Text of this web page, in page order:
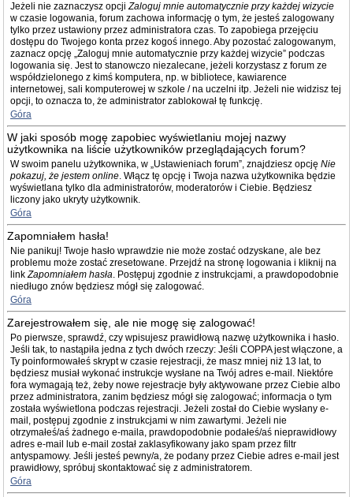
Jeżeli nie zaznaczysz opcjiZaloguj mnie automatycznie przy każdej wizycie
w czasie logowania, forum zachowa informację o tym, że jesteś zalogowany
tylko przez ustawiony przez administratora czas. To zapobiega przejęciu
dostępu do Twojego konta przez kogoś innego. Aby pozostać zalogowanym,
zaznacz opcję „Zaloguj mnie automatycznie przy każdej wizycie” podczas
logowania się. Jest to stanowczo niezalecane, jeżeli korzystasz z forum ze
współdzielonego z kimś komputera, np. w bibliotece, kawiarence
internetowej, sali komputerowej w szkole / na uczelni itp. Jeżeli nie widzisz tej
opcji, to oznacza to, że administrator zablokował tę funkcję.
Góra
W jaki sposób mogę zapobiec wyświetlaniu mojej nazwy
użytkownika na liście użytkowników przeglądających forum?
W swoim panelu użytkownika, w „Ustawieniach forum”, znajdziesz opcję Nie
pokazuj, że jestem online. Włącz tę opcję i Twoja nazwa użytkownika będzie
wyświetlana tylko dla administratorów, moderatorów i Ciebie. Będziesz
liczony jako ukryty użytkownik.
Góra
Zapomniałem hasła!
Nie panikuj! Twoje hasło wprawdzie nie może zostać odzyskane, ale bez
problemu może zostać zresetowane. Przejdź na stronę logowania i kliknij na
linkZapomniałem hasła. Postępuj zgodnie z instrukcjami, a prawdopodobnie
niedługo znów będziesz mógł się zalogować.
Góra
Zarejestrowałem się, ale nie mogę się zalogować!
Po pierwsze, sprawdź, czy wpisujesz prawidłową nazwę użytkownika i hasło.
Jeśli tak, to nastąpiła jedna z tych dwóch rzeczy: Jeśli COPPA jest włączone, a
Ty poinformowałeś skrypt w czasie rejestracji, że masz mniej niż 13 lat, to
będziesz musiał wykonać instrukcje wysłane na Twój adres e-mail. Niektóre
fora wymagają też, żeby nowe rejestracje były aktywowane przez Ciebie albo
przez administratora, zanim będziesz mógł się zalogować; informacja o tym
została wyświetlona podczas rejestracji. Jeżeli został do Ciebie wysłany e-
mail, postępuj zgodnie z instrukcjami w nim zawartymi. Jeżeli nie
otrzymałeś/aś żadnego e-maila, prawdopodobnie podałeś/aś nieprawidłowy
adres e-mail lub e-mail został zaklasyfikowany jako spam przez filtr
antyspamowy. Jeśli jesteś pewny/a, że podany przez Ciebie adres e-mail jest
prawidłowy, spróbuj skontaktować się z administratorem.
Góra